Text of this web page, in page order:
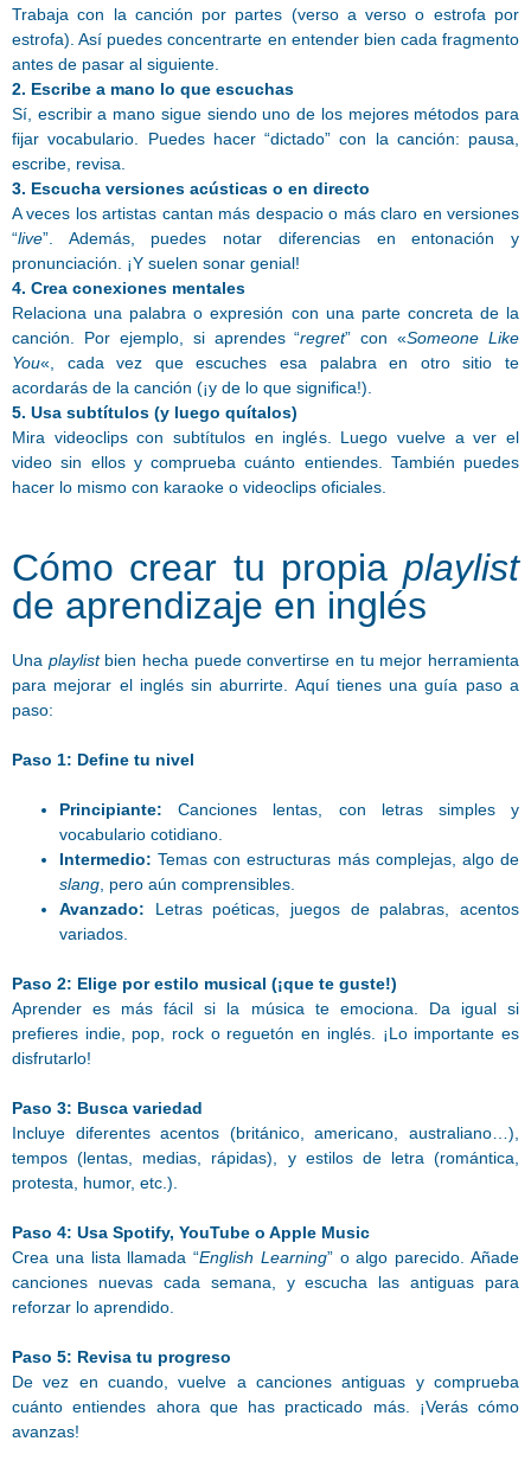
Trabaja con la canción por partes (verso a verso o estrofa por
estrofa). Así puedes concentrarte en entender bien cada fragmento
antes de pasar al siguiente.
2. Escribe a mano lo que escuchas
Sí, escribir a mano sigue siendo uno de los mejores métodos para
fijar vocabulario. Puedes hacer “dictado” con la canción: pausa,
escribe, revisa.
3. Escucha versiones acústicas o en directo
A veces los artistas cantan más despacio o más claro en versiones
“live”. Además, puedes notar diferencias en entonación y
pronunciación. ¡Y suelen sonar genial!
4. Crea conexiones mentales
Relaciona una palabra o expresión con una parte concreta de la
canción. Por ejemplo, si aprendes “regret” con «Someone Like
You«, cada vez que escuches esa palabra en otro sitio te
acordarás de la canción (¡y de lo que significa!).
5. Usa subtítulos (y luego quítalos)
Mira videoclips con subtítulos en inglés. Luego vuelve a ver el
video sin ellos y comprueba cuánto entiendes. También puedes
hacer lo mismo con karaoke o videoclips oficiales.
Cómo crear tu propia playlist
de aprendizaje en inglés
Una playlist bien hecha puede convertirse en tu mejor herramienta
para mejorar el inglés sin aburrirte. Aquí tienes una guía paso a
paso:
Paso 1: Define tu nivel
Principiante: Canciones lentas, con letras simples y
vocabulario cotidiano.
Intermedio: Temas con estructuras más complejas, algo de
slang , pero aún comprensibles.
Avanzado: Letras poéticas, juegos de palabras, acentos
variados.
Paso 2: Elige por estilo musical (¡que te guste!)
Aprender es más fácil si la música te emociona. Da igual si
prefieres indie, pop, rock o reguetón en inglés. ¡Lo importante es
disfrutarlo!
Paso 3: Busca variedad
Incluye diferentes acentos (británico, americano, australiano…),
tempos (lentas, medias, rápidas), y estilos de letra (romántica,
protesta, humor, etc.).
Paso 4: Usa Spotify, YouTube o Apple Music
Crea una lista llamada “English Learning” o algo parecido. Añade
canciones nuevas cada semana, y escucha las antiguas para
reforzar lo aprendido.
Paso 5: Revisa tu progreso
De vez en cuando, vuelve a canciones antiguas y comprueba
cuánto entiendes ahora que has practicado más. ¡Verás cómo
avanzas!